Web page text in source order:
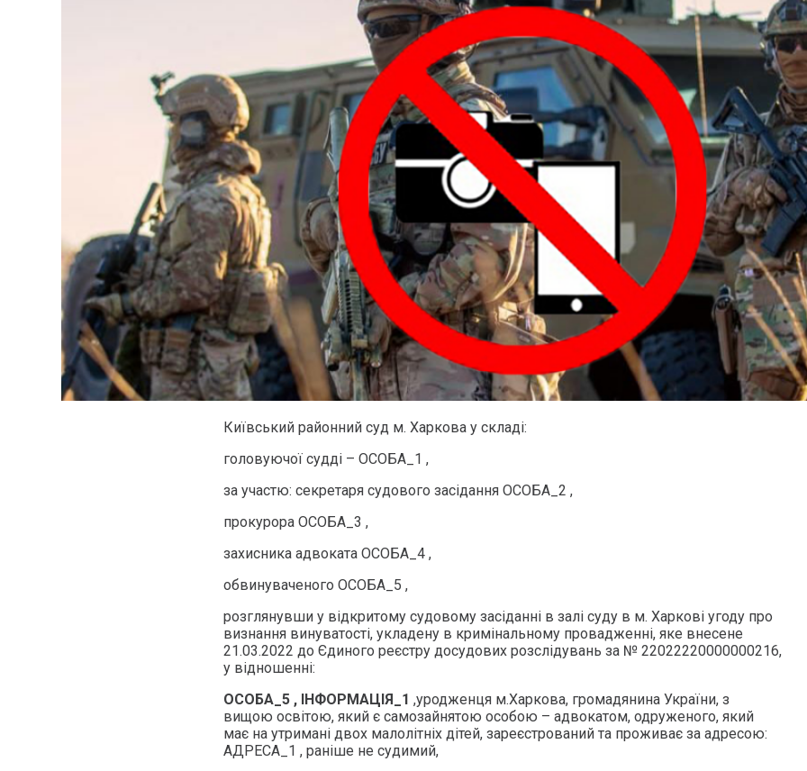
Київський районний суд м. Харкова у складі:
головуючої судді – ОСОБА_1 ,
за участю: секретаря судового засідання ОСОБА_2 ,
прокурора ОСОБА_3 ,
захисника адвоката ОСОБА_4 ,
обвинуваченого ОСОБА_5 ,
розглянувши у відкритому судовому засіданні в залі суду в м. Харкові угоду про
визнання винуватості, укладену в кримінальному провадженні, яке внесене
21.03.2022 до Єдиного реєстру досудових розслідувань за № 22022220000000216,
у відношенні:
ОСОБА_5 , ІНФОРМАЦІЯ_1 ,уродженця м.Харкова, громадянина України, з
вищою освітою, який є самозайнятою особою – адвокатом, одруженого, який
має на утримані двох малолітніх дітей, зареєстрований та проживає за адресою:
АДРЕСА_1 , раніше не судимий,